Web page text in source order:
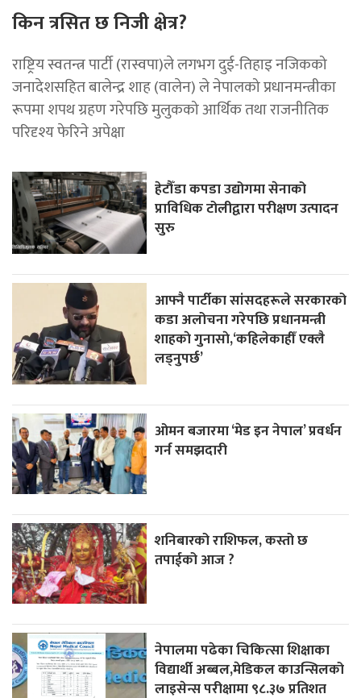
किन त्रसित छ निजी क्षेत्र?
राष्ट्रिय स्वतन्त्र पार्टी (रास्वपा)ले लगभग दुई-तिहाइ नजिकको
जनादेशसहित बालेन्द्र शाह (वालेन) ले नेपालको प्रधानमन्त्रीका
रूपमा शपथ ग्रहण गरेपछि मुलुकको आर्थिक तथा राजनीतिक
परिदृश्य फेरिने अपेक्षा
हेटौँडा कपडा उद्योगमा सेनाको
प्राविधिक टोलीद्वारा परीक्षण उत्पादन
सुरु
आफ्नै पार्टीका सांसदहरूले सरकारको
कडा अलोचना गरेपछि प्रधानमन्त्री
शाहकाे गुनासाे,‘कहिलेकाहीँ एक्लै
लड्नुपर्छ’
ओमन बजारमा ‘मेड इन नेपाल’ प्रवर्धन
गर्न समझदारी
शनिबारको राशिफल, कस्तो छ
तपाईको आज ?
नेपालमा पढेका चिकित्सा शिक्षाका
विद्यार्थी अब्बल,मेडिकल काउन्सिलको
लाइसेन्स परीक्षामा ९८.३७ प्रतिशत